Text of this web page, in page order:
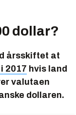
dollar?
årsskiftet at
2017 hvis land
valutaen
dollaren.